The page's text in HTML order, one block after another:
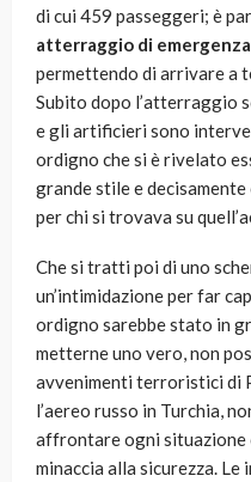
di cui 459 passeggeri; è
atterraggio di emergenza
permettendo di arrivare a
Subito dopo l’atterraggio
e gli artificieri sono
ordigno che si è rivelato
grande stile e
per chi si trovava su
Che si tratti poi di uno
un’intimidazione per far
ordigno sarebbe stato in
metterne uno vero, non
avvenimenti terroristici di
l’aereo russo in Turchia,
affrontare ogni situazione
minaccia alla sicurezza.